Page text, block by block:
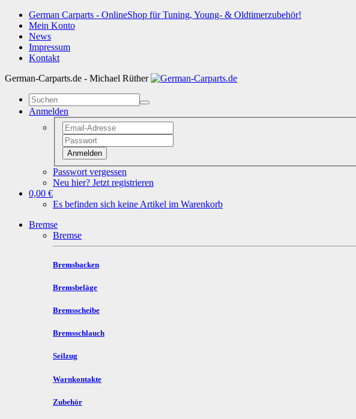
German Carparts - OnlineShop für Tuning, Young- & Oldtimerzubehör!
Mein Konto
News
Impressum
Kontakt
German-Carparts.de - Michael Rüther
Anmelden
Anmelden
Passwort vergessen
Neu hier? Jetzt registrieren
0,00 €
Es befinden sich keine Artikel im Warenkorb
Bremse
Bremse
Bremsbacken
Bremsbeläge
Bremsscheibe
Bremsschlauch
Seilzug
Warnkontakte
Zubehör